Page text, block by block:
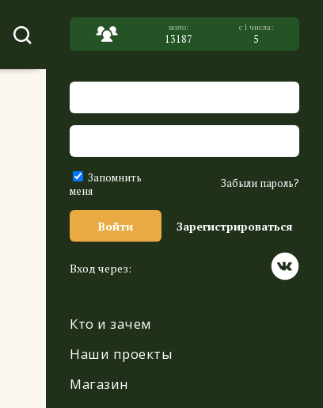
13187 5
Запомнить
меня
Забыли пароль?
Войти Зарегистрироваться
Вход через:
Кто и зачем
Наши проекты
Магазин